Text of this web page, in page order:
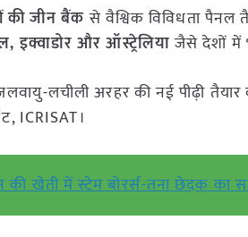
की जीन बैंकसे वैश्विक विविधता पैनल
इक्वाडोर और ऑस्ट्रेलियाजैसे देशों में
लचीली अरहर की नई पीढ़ी
ICRISAT।
की खेती में स्टेम बोरर्स-तना छेदक का